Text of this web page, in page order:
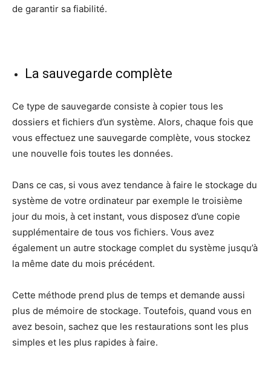
de garantir sa fiabilité.
La sauvegarde complète
Ce type de sauvegarde consiste à copier tous les
dossiers et fichiers d’un système. Alors, chaque fois que
vous effectuez une sauvegarde complète, vous stockez
une nouvelle fois toutes les données.
Dans ce cas, si vous avez tendance à faire le stockage du
système de votre ordinateur par exemple le troisième
jour du mois, à cet instant, vous disposez d’une copie
supplémentaire de tous vos fichiers. Vous avez
également un autre stockage complet du système jusqu’à
la même date du mois précédent.
Cette méthode prend plus de temps et demande aussi
plus de mémoire de stockage. Toutefois, quand vous en
avez besoin, sachez que les restaurations sont les plus
simples et les plus rapides à faire.